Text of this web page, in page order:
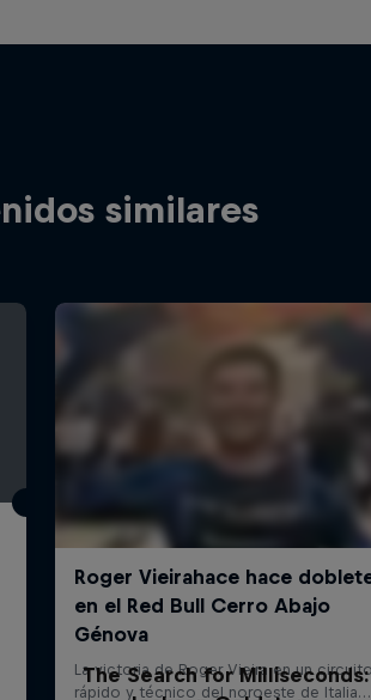
similares
The Search for Milliseconds: